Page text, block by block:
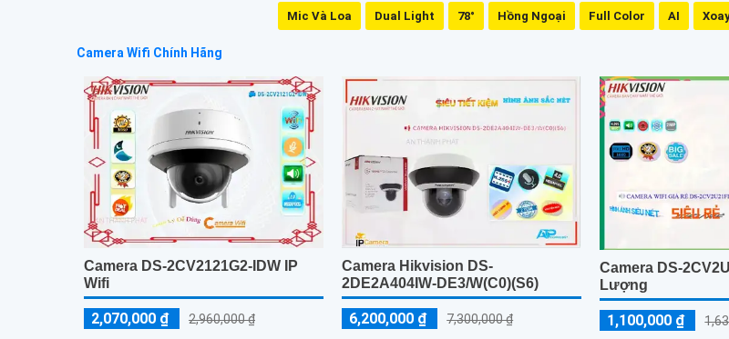
Mic Và Loa Dual Light 78° Hồng Ngoại Full Color AI
Camera Wifi Chính Hãng
Camera DS-2CV2121G2-IDW IP
Wifi
2,070,000 ₫ 2,960,000 ₫
Camera Hikvision DS-
2DE2A404IW-DE3/W(C0)(S6)
6,200,000 ₫ 7,300,000 ₫
Camera DS-
Lượng
1,100,000 ₫